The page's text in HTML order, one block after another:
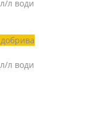
л води
л води